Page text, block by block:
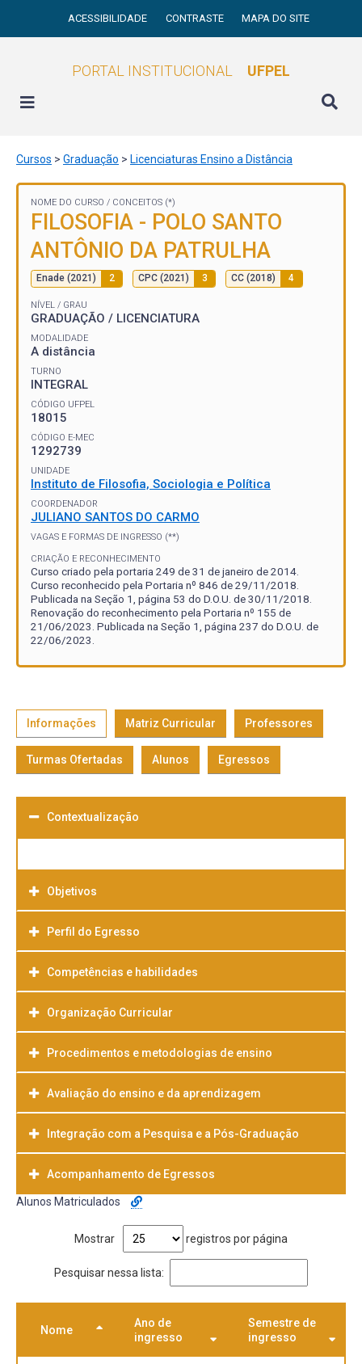
ACESSIBILIDADE CONTRASTE MAPA DO SITE
PORTAL INSTITUCIONAL UFPEL
Cursos > Graduação > Licenciaturas Ensino a Distância
NOME DO CURSO / CONCEITOS (*)
FILOSOFIA - POLO SANTO
ANTÔNIO DA PATRULHA
Enade (2021) 2 CPC (2021) 3 CC (2018) 4
NÍVEL / GRAU
GRADUAÇÃO / LICENCIATURA
MODALIDADE
A distância
TURNO
INTEGRAL
CÓDIGO UFPEL
18015
CÓDIGO E-MEC
1292739
UNIDADE
Instituto de Filosofia, Sociologia e Política
COORDENADOR
JULIANO SANTOS DO CARMO
VAGAS E FORMAS DE INGRESSO (**)
CRIAÇÃO E RECONHECIMENTO
Curso criado pela portaria 249 de 31 de janeiro de 2014.
Curso reconhecido pela Portaria nº 846 de 29/11/2018.
Publicada na Seção 1, página 53 do D.O.U. de 30/11/2018.
Renovação do reconhecimento pela Portaria nº 155 de
21/06/2023. Publicada na Seção 1, página 237 do D.O.U. de
22/06/2023.
Informações Matriz Curricular Professores
Turmas Ofertadas Alunos Egressos
Contextualização
Objetivos
Perfil do Egresso
Competências e habilidades
Organização Curricular
Procedimentos e metodologias de ensino
Avaliação do ensino e da aprendizagem
Integração com a Pesquisa e a Pós-Graduação
Acompanhamento de Egressos
Alunos Matriculados
Mostrar registros por página
Pesquisar nessa lista:
Nome
Ano de
ingresso
Semestre de
ingresso